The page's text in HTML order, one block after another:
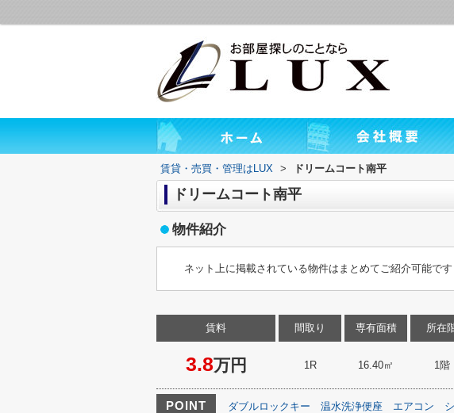
賃貸・売買・管理はLUX > ドリームコート南平
ドリームコート南平
物件紹介
ネット上に掲載されている物件はまとめてご紹介可能です
賃料
3.8万円
間取り
1R
専有面積
16.40㎡
所在
1階
POINT ダブルロックキー 温水洗浄便座 エアコン